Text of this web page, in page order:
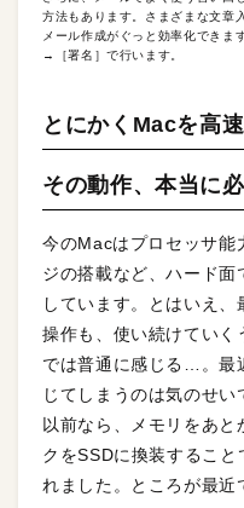
方法もあります。さまざまな文章
メール作成がぐっと効率化できま
→［署名］で行います。
とにかくMacを高
その動作、本当に
今のMacはプロセッサ能
ジの搭載など、ハード面
しています。とはいえ
操作も、使い続けていく
では普通に感じる…。最
じてしまうのは気のせい
以前なら、メモリをあ
クをSSDに換装するこ
れました。ところが最近